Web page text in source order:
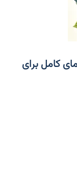
کامل برای